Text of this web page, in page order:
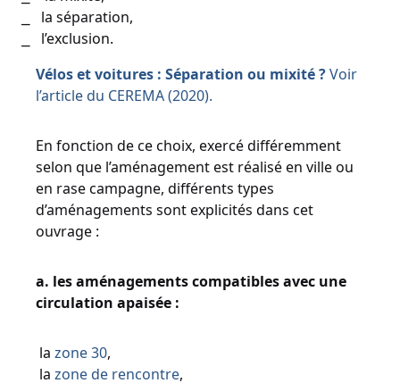
la séparation,
l’exclusion.
Vélos et voitures : Séparation ou mixité ?Voir
l’article du CEREMA (2020).
En fonction de ce choix, exercé différemment
selon que l’aménagement est réalisé en ville ou
en rase campagne, différents types
d’aménagements sont explicités dans cet
ouvrage :
a. les aménagements compatibles avec une
circulation apaisée :
la zone 30,
la zone de rencontre,